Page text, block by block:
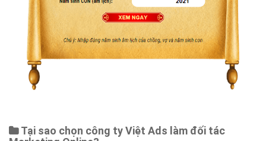
Tại sao chọn công ty Việt Ads làm đối tác